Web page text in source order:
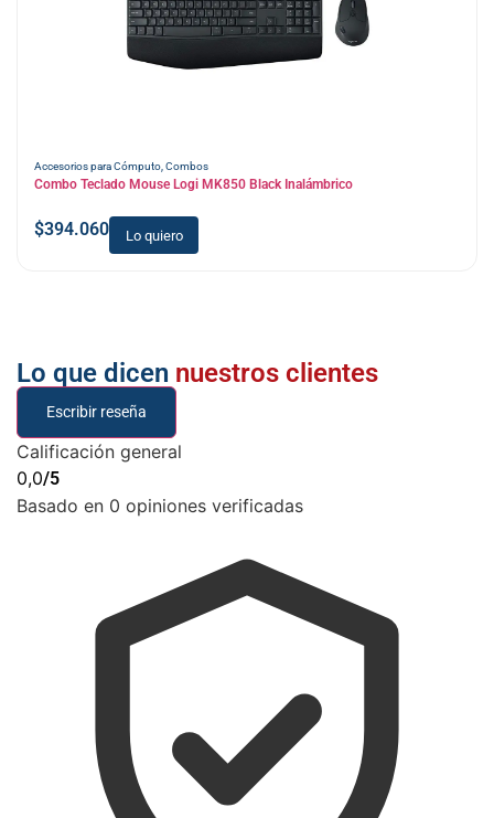
Accesorios para Cómputo Combos
Combo Teclado Mouse Logi MK850 Black Inalámbrico
$394.060 Lo quiero
Lo que dicen nuestros clientes
Escribir reseña
Calificación general
0,0/5
Basado en 0 opiniones verificadas